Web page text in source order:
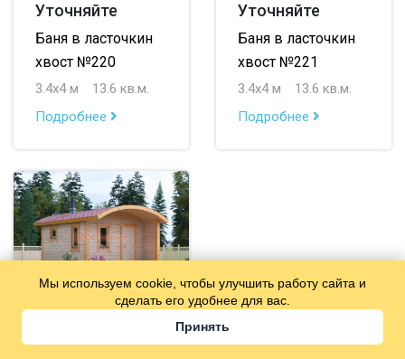
Уточняйте
Баня в ласточкин
хвост №220
3.4х4 м
13.6 кв.м.
Подробнее
Уточняйте
Баня в ласточкин
хвост №221
3.4х4 м
13.6 кв.м.
Подробнее
Мы используем cookie, чтобы улучшить работу сайта и
сделать его удобнее для вас.
Принять